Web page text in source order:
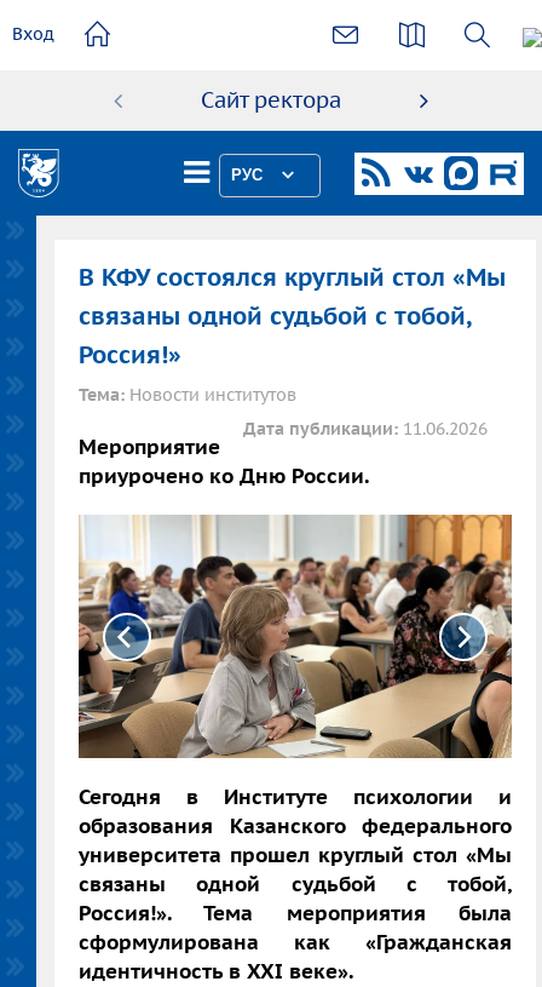
содержанию
Вход
Сайт ректора
РУС
В КФУ состоялся круглый стол «Мы
связаны одной судьбой с тобой,
Россия!»
Тема: Новости институтов
Дата публикации: 11.06.2026
Мероприятие
приурочено ко Дню России.
Сегодня в Институте психологии и
образования Казанского федерального
университета прошел круглый стол «Мы
связаны одной судьбой с тобой,
Россия!». Тема мероприятия была
сформулирована как «Гражданская
идентичность в XXI веке».